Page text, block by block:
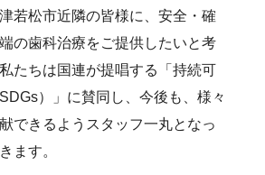
若松市近隣の皆様に、安全・確
の歯科治療をご提供したいと考
たちは国連が提唱する「持続可
）」に賛同し、今後も、様々
できるようスタッフ一丸となっ
ます。